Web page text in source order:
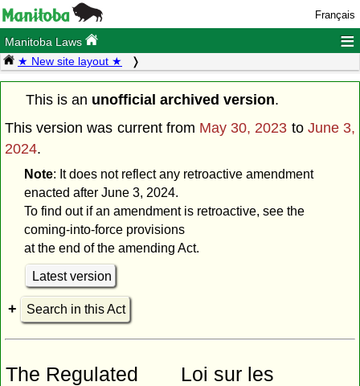
Français
Manitoba Laws ≡
★ New site layout ★
This is an unofficial archived version.
This version was current from May 30, 2023 to June 3,
2024.
Note: It does not reflect any retroactive amendment
enacted after June 3, 2024.
To find out if an amendment is retroactive, see the
coming-into-force provisions
at the end of the amending Act.
Latest version
Search in this Act
The Regulated
Loi sur les